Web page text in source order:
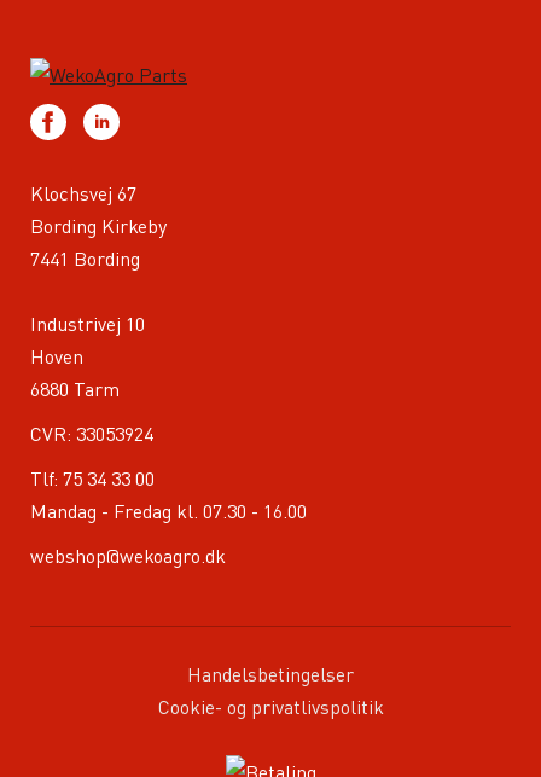
Klochsvej 67
Bording Kirkeby
7441 Bording
Industrivej 10
Hoven
6880 Tarm
CVR: 33053924
Tlf: 75 34 33 00
Mandag - Fredag kl. 07.30 - 16.00
webshop@wekoagro.dk
Handelsbetingelser
Cookie- og privatlivspolitik